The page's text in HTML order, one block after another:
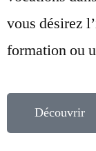
vous désirez
formation ou
Découvrir